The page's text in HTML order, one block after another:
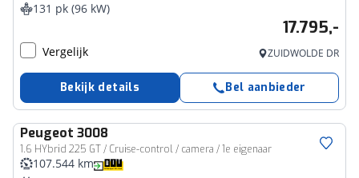
131 pk (96 kW)
17.795,-
Vergelijk ZUIDWOLDE DR
Bekijk details Bel aanbieder
Peugeot 3008
1.6 HYbrid 225 GT / Cruise-control / camera / 1e eigenaar
107.544 km